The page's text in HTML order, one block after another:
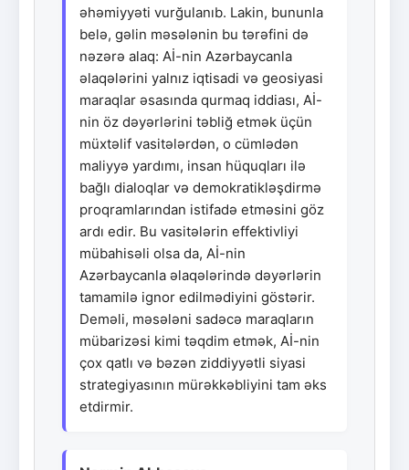
əhəmiyyəti vurğulanıb. Lakin, bununla
belə, gəlin məsələnin bu tərəfini də
nəzərə alaq: Aİ-nin Azərbaycanla
əlaqələrini yalnız iqtisadi və geosiyasi
maraqlar əsasında qurmaq iddiası, Aİ-
nin öz dəyərlərini təbliğ etmək üçün
müxtəlif vasitələrdən, o cümlədən
maliyyə yardımı, insan hüquqları ilə
bağlı dialoqlar və demokratikləşdirmə
proqramlarından istifadə etməsini göz
ardı edir. Bu vasitələrin effektivliyi
mübahisəli olsa da, Aİ-nin
Azərbaycanla əlaqələrində dəyərlərin
tamamilə ignor edilmədiyini göstərir.
Deməli, məsələni sadəcə maraqların
mübarizəsi kimi təqdim etmək, Aİ-nin
çox qatlı və bəzən ziddiyyətli siyasi
strategiyasının mürəkkəbliyini tam əks
etdirmir.